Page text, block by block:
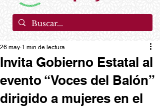
Invita Gobierno Estatal al
evento “Voces del Balón”
dirigido a mujeres en el
26 may 1 min de lectura